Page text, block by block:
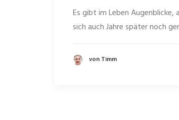
Es gibt im Leben Augenblicke,
sich auch Jahre später noch
von Timm